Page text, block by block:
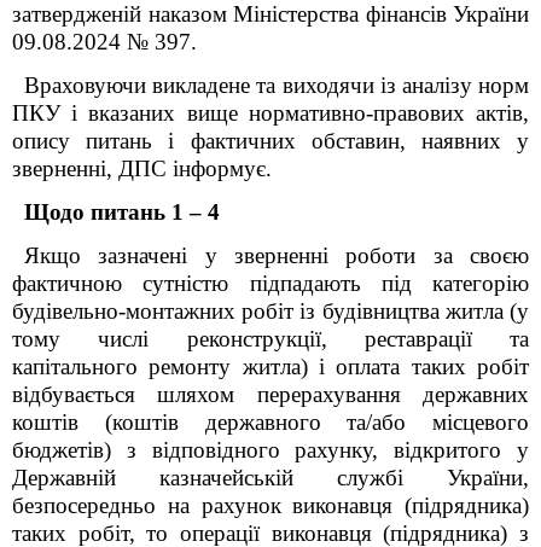
затвердженій наказом Міністерства фінансів України
09.08.2024 № 397.
Враховуючи викладене та виходячи із аналізу норм
ПКУ і вказаних вище нормативно-правових актів,
опису питань і фактичних обставин, наявних у
зверненні, ДПС інформує.
Щодо питань 1 – 4
Якщо зазначені у зверненніроботи за своєю
фактичною сутністю підпадають під категорію
будівельно-монтажних робіт із будівництва житла (у
тому числі реконструкції, реставрації та
капітального ремонту житла) і оплата такихробіт
відбувається шляхом перерахування державних
коштів (коштів державного та/або місцевого
бюджетів) з відповідного рахунку, відкритого у
Державній казначейській службі України,
безпосередньо на рахунок виконавця (підрядника)
таких робіт, то операції виконавця (підрядника) з